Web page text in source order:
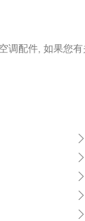
调配件, 如果您